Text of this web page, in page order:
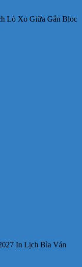
Lò Xo Giữa Gắn Bloc
In Lịch Bìa Ván